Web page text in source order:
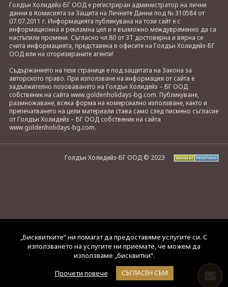
Голдън Холидейз-БГ ООД е регистриран администратор на лични
данни в Комисията за Защита на Личните Данни под № 310584 от
07.07.2011 г. Информацията публикувана на този сайт е с
информационна и рекламна цел и е възможно междувременно да са
настъпили промени. Съгласно чл.80 от ЗТ достоверна и вярна се
счита информацията, представена в офисите на Голдън Холидейз-БГ
ООД или на оторизираните агенти!
Съдържанието на тези страници е под защитата на Закона за
авторското право. При използване на информация от сайта е
задължително позоваването на Голдън Холидейз – БГ ООД
собственик на сайта www.goldenholidays-bg.com. Публикуване,
размножаване, всяка форма на комерсиално използване, както и
препечатването на цели материали става само след писмено съгласие
от Голдън Холидейз – БГ ООД собственик на сайта
www.goldenholidays-bg.com.
Голдън Холидейз-БГ ООД © 2023
„Бисквитките“ ни помагат да предоставяме услугите си. С
използването на услугите ни приемате, че можем да
използваме „бисквитки“.
Прочети повече
СЪГЛАСЕН СЪМ